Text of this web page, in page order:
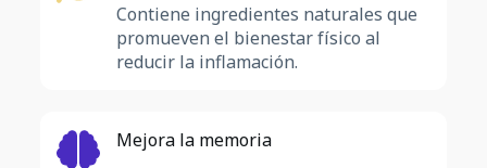
Contiene ingredientes naturales que
promueven el bienestar físico al
reducir la inflamación.
Mejora la memoria